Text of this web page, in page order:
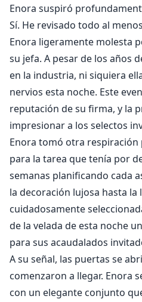
Enora suspiró
Sí. He revisado todo al
Enora ligeramente molesta
su jefa. A pesar de los años
en la industria, ni siquiera
nervios esta noche. Este
reputación de su firma, y la
impresionar a los selectos
Enora tomó otra
para la tarea que tenía por
semanas planificando cada
la decoración lujosa hasta la
cuidadosamente
de la velada de esta noche
para sus acaudalados
A su señal, las puertas se
comenzaron a llegar. Enora
con un elegante conjunto